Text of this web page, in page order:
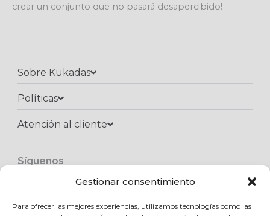
Gestionar consentimiento
Para ofrecer las mejores experiencias, utilizamos tecnologías como las
crear un conjunto que no pasará desapercibido!
Sobre Kukadas
Políticas
Atención al cliente​
Síguenos
e
t
h
t
Copyright © 2025 Kukadas.com | Todos los derechos reservados